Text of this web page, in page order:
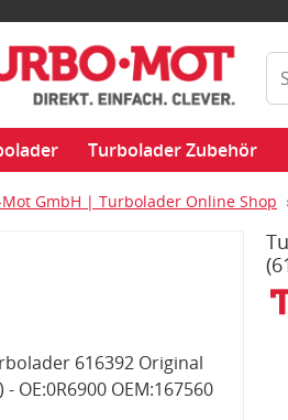
Turbolader Zubehör
GmbH | Turbolader Online Shop